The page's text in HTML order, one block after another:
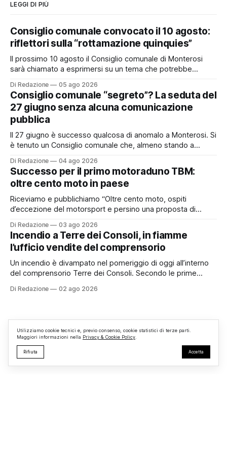
LEGGI DI PIÙ
Consiglio comunale convocato il 10 agosto:
riflettori sulla “rottamazione quinquies”
Il prossimo 10 agosto il Consiglio comunale di Monterosi
sarà chiamato a esprimersi su un tema che potrebbe
possibile adesione del Comune alla cosiddetta
“rottamazione quinquies” dei carichi affidati all’Agente della
Riscossione. Prima, però, c’è un tema politico che merita
Di Redazione 05 ago 2026
Consiglio comunale “segreto”? La seduta del
27 giugno senza alcuna comunicazione
pubblica
Il 27 giugno è successo qualcosa di anomalo a Monterosi. Si
è tenuto un Consiglio comunale che, almeno stando a
pubblicamente comunicato ai cittadini attraverso l’Albo
Pretorio. Un’anomalia che merita spiegazioni. Il Consiglio
comunale è, per sua natura, un’assemblea
Di Redazione 04 ago 2026
Successo per il primo motoraduno TBM:
oltre cento moto in paese
Riceviamo e pubblichiamo “Oltre cento moto, ospiti
d’eccezione del motorsport e persino una proposta di
organizzato da TBM a Monterosi, un evento che ha
superato le aspettative degli organizzatori richiamando
appassionati delle due ruote da tutto il Lazio e dalle regioni
limitrofe. Per
Di Redazione 03 ago 2026
Incendio a Terre dei Consoli, in fiamme
l’ufficio vendite del comprensorio
Un incendio è divampato nel pomeriggio di oggi all’interno
del comprensorio Terre dei Consoli. Secondo le prime
struttura adibita a ufficio vendite. Sul posto sono intervenuti
Di Redazione 02 ago 2026
Utilizziamo cookie tecnici e, previo consenso, cookie statistici di terze parti.
Maggiori informazioni nella Privacy & Cookie Policy
Rifiuta Accetta